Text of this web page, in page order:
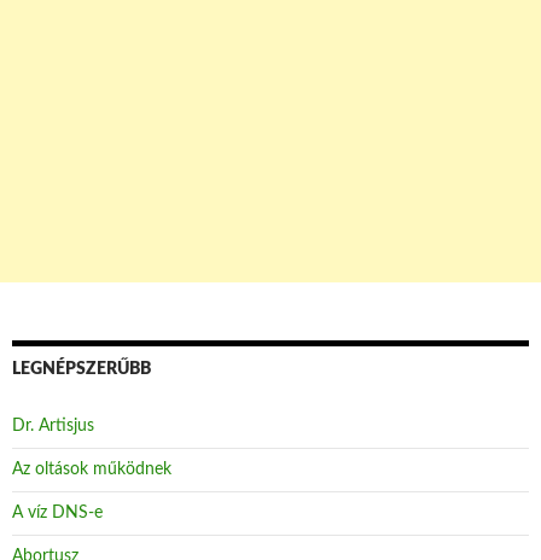
LEGNÉPSZERŰBB
Dr. Artisjus
Az oltások működnek
A víz DNS-e
Abortusz